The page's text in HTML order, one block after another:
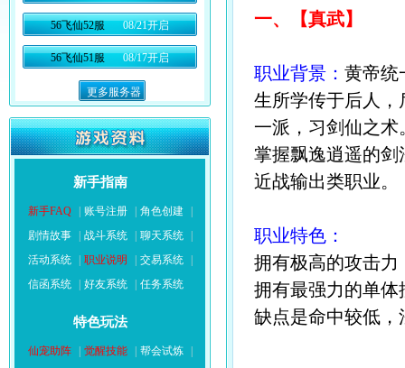
56飞仙52服 08/21开启
56飞仙51服 08/17开启
更多服务器
新手指南
新手FAQ 账号注册 角色创建
剧情故事
战斗系统 聊天系统
活动系统
职业说明 交易系统
信函系统
好友系统 任务系统
特色玩法
仙宠助阵 觉醒技能 帮会试炼
一、【真武】
职业背景： 黄帝统
生所学传于后人
一派，习剑仙之术
掌握飘逸逍遥的
近战输出类职业。
职业特色：
拥有极高的攻击
拥有最强力的单
缺点是命中较低，